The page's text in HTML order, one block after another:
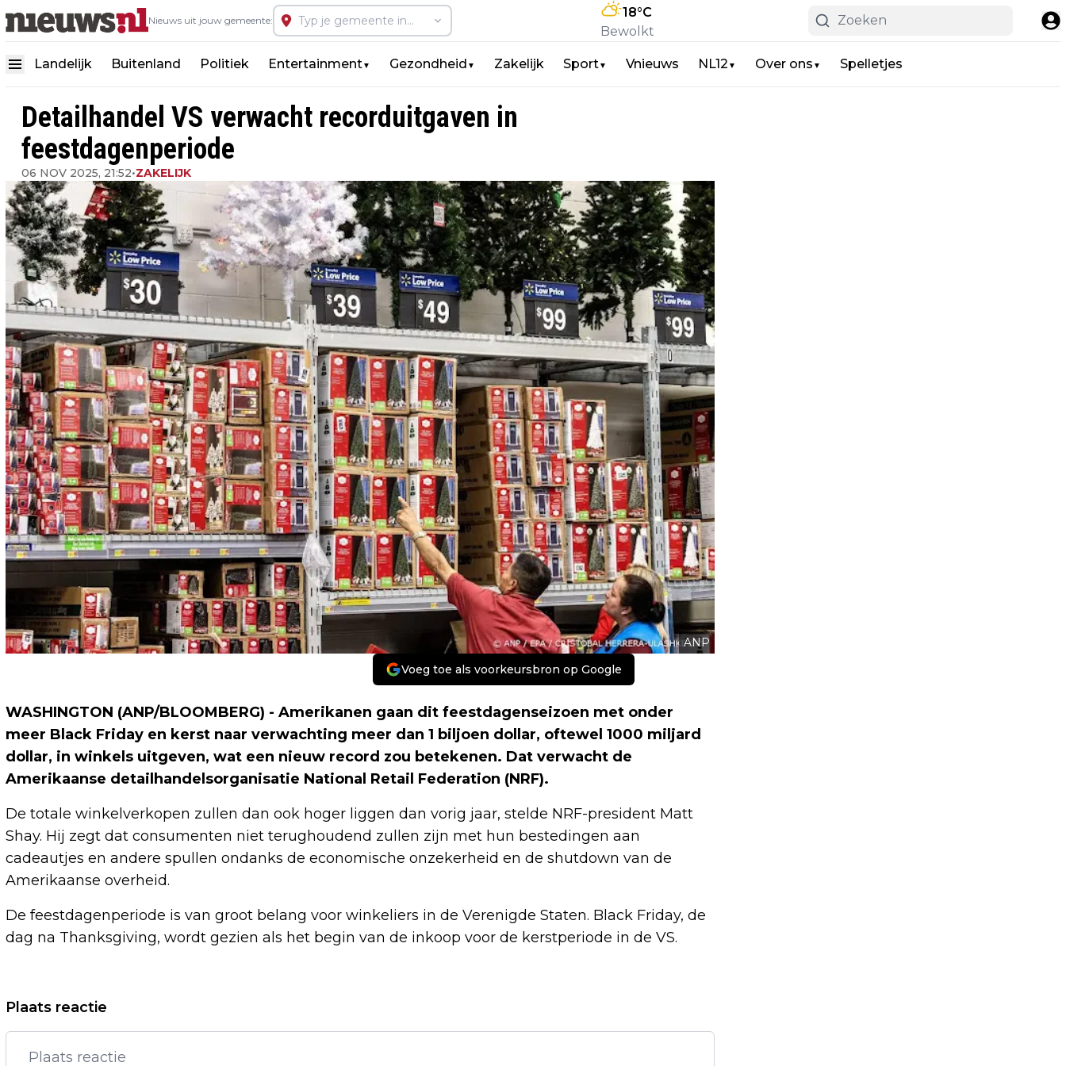
Nieuws uit jouw gemeente:
18°C
Bewolkt
Landelijk Buitenland Politiek Entertainment▼ Gezondheid ▼ Zakelijk Sport▼ Vnieuws NL12 ▼ Over ons ▼ Spelletjes
Detailhandel VS verwacht recorduitgaven in
feestdagenperiode
06 NOV 2025, 21:52•ZAKELIJK
ANP
Voeg toe als voorkeursbron op Google
WASHINGTON (ANP/BLOOMBERG) - Amerikanen gaan dit feestdagenseizoen met onder
meer Black Friday en kerst naar verwachting meer dan 1 biljoen dollar, oftewel 1000 miljard
dollar, in winkels uitgeven, wat een nieuw record zou betekenen. Dat verwacht de
Amerikaanse detailhandelsorganisatie National Retail Federation (NRF).
De totale winkelverkopen zullen dan ook hoger liggen dan vorig jaar, stelde NRF-president Matt
Shay. Hij zegt dat consumenten niet terughoudend zullen zijn met hun bestedingen aan
cadeautjes en andere spullen ondanks de economische onzekerheid en de shutdown van de
Amerikaanse overheid.
De feestdagenperiode is van groot belang voor winkeliers in de Verenigde Staten. Black Friday, de
dag na Thanksgiving, wordt gezien als het begin van de inkoop voor de kerstperiode in de VS.
Vorig artikel
ONDERZOEK NAAR DOOD LIAM PAYNE
UITGESTELD
RECHTERS GEVEN TRUMP GELIJK IN
Plaats reactie